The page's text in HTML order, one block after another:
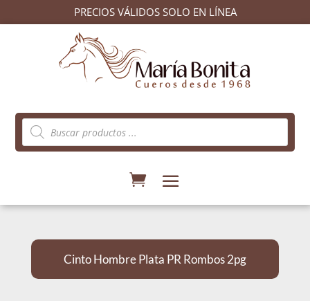
PRECIOS VÁLIDOS SOLO EN LÍNEA
Búsqueda
de
productos
Cinto Hombre Plata PR Rombos 2pg